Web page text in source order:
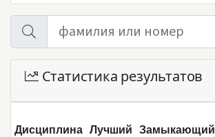
Статистика результатов
Дисциплина Лучший Замыкающий